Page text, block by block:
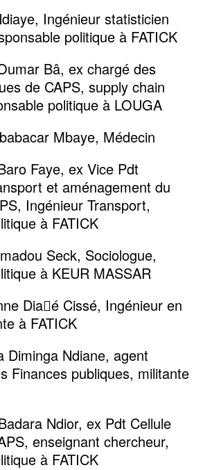
Ingénieur statisticien
politique à FATICK
Bâ, ex chargé des
de CAPS, supply chain
politique à LOUGA
Mbaye, Médecin
Faye, ex Vice Pdt
et aménagement du
Ingénieur Transport,
à FATICK
Seck, Sociologue,
à KEUR MASSAR
Dia􏰀é Cissé, Ingénieur en
à FATICK
Diminga Ndiane, agent
Finances publiques, militante
Ndior, ex Pdt Cellule
enseignant chercheur,
à FATICK